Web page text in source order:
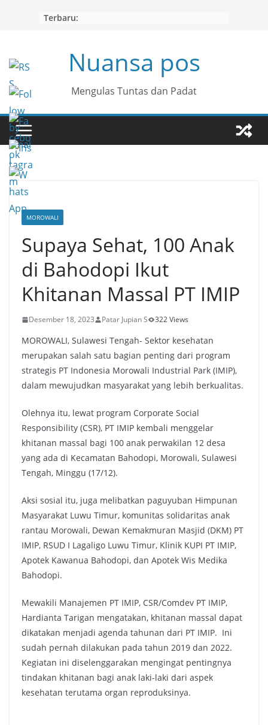
Terbaru:
Nuansa pos
Mengulas Tuntas dan Padat
MOROWALI
Supaya Sehat, 100 Anak
di Bahodopi Ikut
Khitanan Massal PT IMIP
Desember 18, 2023 Patar Jupian S 322 Views
MOROWALI, Sulawesi Tengah- Sektor kesehatan
merupakan salah satu bagian penting dari program
strategis PT Indonesia Morowali Industrial Park (IMIP),
dalam mewujudkan masyarakat yang lebih berkualitas.
Olehnya itu, lewat program Corporate Social
Responsibility (CSR), PT IMIP kembali menggelar
khitanan massal bagi 100 anak perwakilan 12 desa
yang ada di Kecamatan Bahodopi, Morowali, Sulawesi
Tengah, Minggu (17/12).
Aksi sosial itu, juga melibatkan paguyuban Himpunan
Masyarakat Luwu Timur, komunitas solidaritas anak
rantau Morowali, Dewan Kemakmuran Masjid (DKM) PT
IMIP, RSUD I Lagaligo Luwu Timur, Klinik KUPI PT IMIP,
Apotek Kawanua Bahodopi, dan Apotek Wis Medika
Bahodopi.
Mewakili Manajemen PT IMIP, CSR/Comdev PT IMIP,
Hardianta Tarigan mengatakan, khitanan massal dapat
dikatakan menjadi agenda tahunan dari PT IMIP. Ini
sudah pernah dilakukan pada tahun 2019 dan 2022.
Kegiatan ini diselenggarakan mengingat pentingnya
tindakan khitanan bagi anak laki-laki dari aspek
kesehatan terutama organ reproduksinya.